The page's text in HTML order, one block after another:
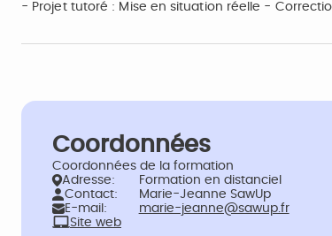
- Projet tutoré : Mise en situation réelle -
Coordonnées
Coordonnées de la formation
Adresse:
Formation en distanciel
Contact:
Marie-Jeanne SawUp
E-mail:
marie-jeanne@sawup.fr
Site web